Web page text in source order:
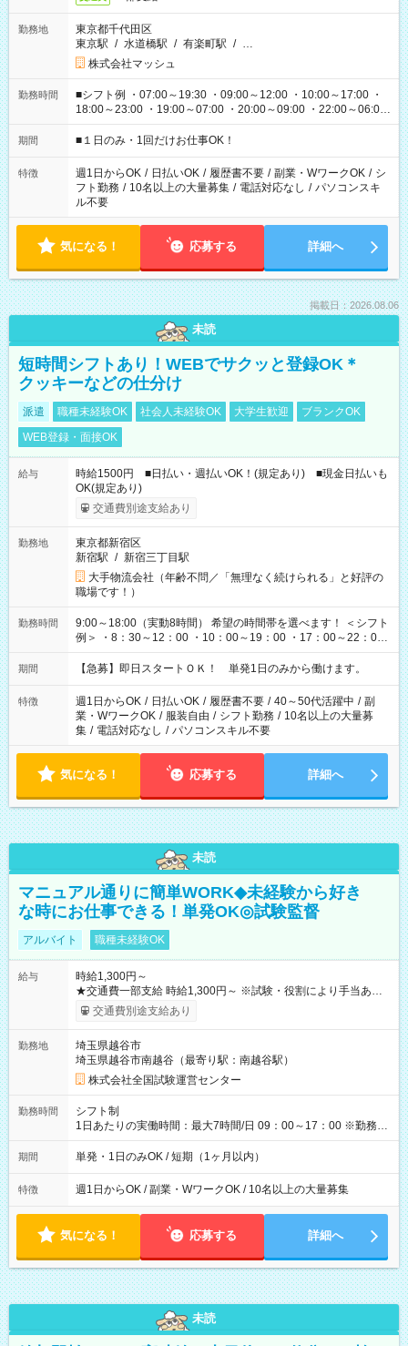
勤務地
東京都千代田区
東京駅 / 水道橋駅 / 有楽町駅 / …
株式会社マッシュ
勤務時間
■シフト例 ・07:00～19:30 ・09:00～12:00 ・10:00～17:00 ・
18:00～23:00 ・19:00～07:00 ・20:00～09:00 ・22:00～06:00
etc ★最短で3時間で5,120円のお仕事から 15時間で2万円近く稼
げるお仕事も！ ご希望のお時間に合わせてご紹介！ ※シフトは
ください！
期間 ■１日のみ・1回だけお仕事OK！
特徴 週1日からOK / 日払いOK / 履歴書不要 / 副業・WワークOK / シ
フト勤務 / 10名以上の大量募集 / 電話対応なし / パソコンスキ
ル不要
気になる！ 応募する 詳細へ
掲載日：2026.08.06
未読
短時間シフトあり！WEBでサクッと登録OK＊
クッキーなどの仕分け
派遣 職種未経験OK 社会人未経験OK 大学生歓迎
ブランクOK
WEB登録・面接OK
給与
時給1500円 ■日払い・週払いOK！(規定あり) ■現金日払いも
OK(規定あり)
交通費別途支給あり
勤務地
東京都新宿区
新宿駅 / 新宿三丁目駅
大手物流会社（年齢不問／「無理なく続けられる」と好評の
職場です！）
勤務時間
9:00～18:00（実動8時間） 希望の時間帯を選べます！ ＜シフト
例＞ ・8：30～12：00 ・10：00～19：00 ・17：00～22：00
・13：00～22：00 ・22：00～翌6：00 など
期間 【急募】即日スタートＯＫ！ 単発1日のみから働けます。
特徴 週1日からOK / 日払いOK / 履歴書不要 / 40～50代活躍中 / 副
業・WワークOK / 服装自由 / シフト勤務 / 10名以上の大量募
集 / 電話対応なし / パソコンスキル不要
気になる！ 応募する 詳細へ
未読
マニュアル通りに簡単WORK◆未経験から好き
な時にお仕事できる！単発OK◎試験監督
アルバイト 職種未経験OK
給与
時給1,300円～
★交通費一部支給 時給1,300円～ ※試験・役割により手当あり
※勤務回数により昇給あり 【即給（前払い）オプションあ
り！】 希望される場合、勤務から1週間ほどで給与の一部を受け
例】 ・河合塾模擬試験 8:30～17:30（休憩1時間） 時給1,300円
×8時間＝日収10,400円＋交通費 ※当日の役割により時給＋100
円の場合あり ・国家試験 7:00～13:30（休憩なし） 時給1,300
円（役割手当＋100円）×6時間＝日収8,400円＋交通費 【試用期
間】試用期間なし
交通費別途支給あり
勤務地
埼玉県越谷市
埼玉県越谷市南越谷（最寄り駅：南越谷駅）
株式会社全国試験運営センター
勤務時間
シフト制
1日あたりの実働時間：最大7時間/日 09：00～17：00 ※勤務時
間は 試験により異なります。
期間 単発・1日のみOK / 短期（1ヶ月以内）
特徴 週1日からOK / 副業・WワークOK / 10名以上の大量募集
気になる！ 応募する 詳細へ
未読